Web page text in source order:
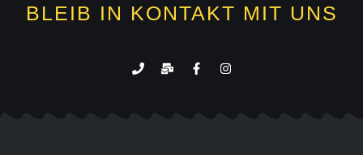
BLEIB IN KONTAKT MIT UNS